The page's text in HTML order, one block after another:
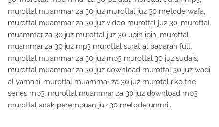
murottal muammar za 30 juz murottal juz 30 metode wafa,
murottal muammar za 30 juz video murottal juz 30, murottal
muammar za 30 juz murottal juz 30 upin ipin, murottal
muammar za 30 juz mp3 murottal surat al baqarah full,
murottal muammar za 30 juz mp3 murottal 30 juz sudais,
murottal muammar za 30 juz download murottal 30 juz wadi
al yamani, murottal muammar za 30 juz murotal riko the
series mp3, murottal muammar za 30 juz download mp3
murottal anak perempuan juz 30 metode ummi..